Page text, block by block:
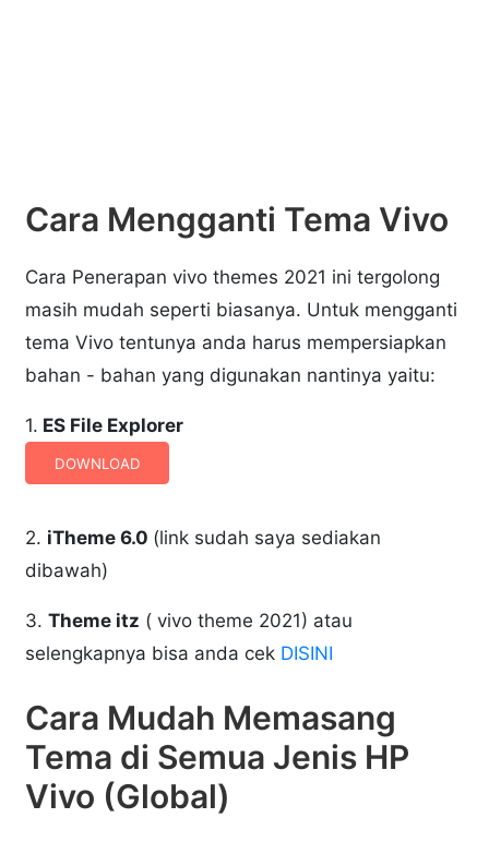
Cara Mengganti Tema Vivo
Cara Penerapan vivo themes 2021 ini tergolong
masih mudah seperti biasanya. Untuk mengganti
tema Vivo tentunya anda harus mempersiapkan
bahan - bahan yang digunakan nantinya yaitu:
1. ES File Explorer
DOWNLOAD
2. iTheme 6.0 (link sudah saya sediakan
dibawah)
3.Theme itz ( vivo theme 2021) atau
selengkapnya bisa anda cek DISINI
Cara Mudah Memasang
Tema di Semua Jenis HP
Vivo (Global)